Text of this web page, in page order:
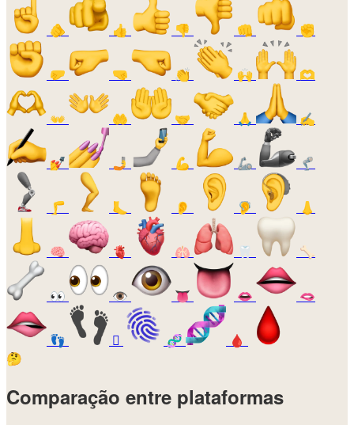
🫵 👍 👎 👊 ✊
🤛 🤜 👏 🙌 🫶
👐 🤲 🤝 🙏 ✍️
💅 🤳 💪 🦾 🦿
🦵 🦶 👂 🦻 👃
🧠 🫀 🫁 🦷 🦴
👀 👁️ 👅 👄 🫦
👣 🫆 🧬
🩸
🤔
Comparação entre plataformas